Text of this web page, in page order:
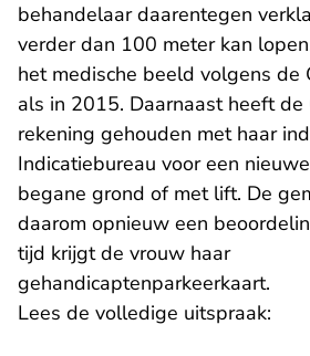
behandelaar daarentegen
verder dan 100 meter kan
het medische beeld volgens de
als in 2015. Daarnaast heeft de
rekening gehouden met haar
Indicatiebureau voor een
begane grond of met lift. De
daarom opnieuw een
tijd krijgt de vrouw haar
gehandicaptenparkeerkaart.
Lees de volledige uitspraak: